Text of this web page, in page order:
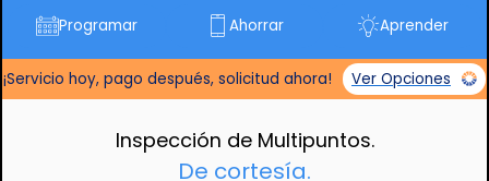
Programar Ahorrar Aprender
¡Servicio hoy, pago después, solicitud ahora! Ver Opciones
Inspección de Multipuntos.
De cortesía.